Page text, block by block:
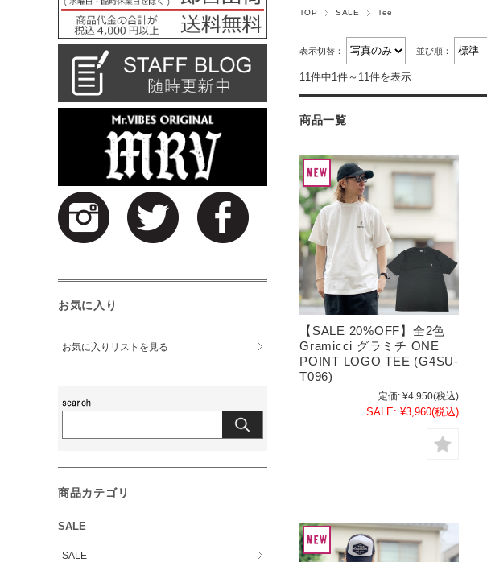
TOP SALE Tee
表示切替： 並び順：
11件中1件～11件を表示
商品一覧
【SALE 20%OFF】全2色
Gramicci グラミチ ONE
POINT LOGO TEE (G4SU-
T096)
定価: ¥4,950(税込)
SALE: ¥3,960(税込)
お気に入り
お気に入りリストを見る
商品カテゴリ
SALE
SALE